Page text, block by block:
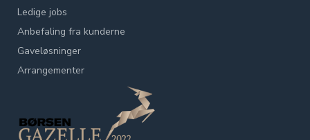
Ledige jobs
Anbefaling fra kunderne
Gaveløsninger
Arrangementer